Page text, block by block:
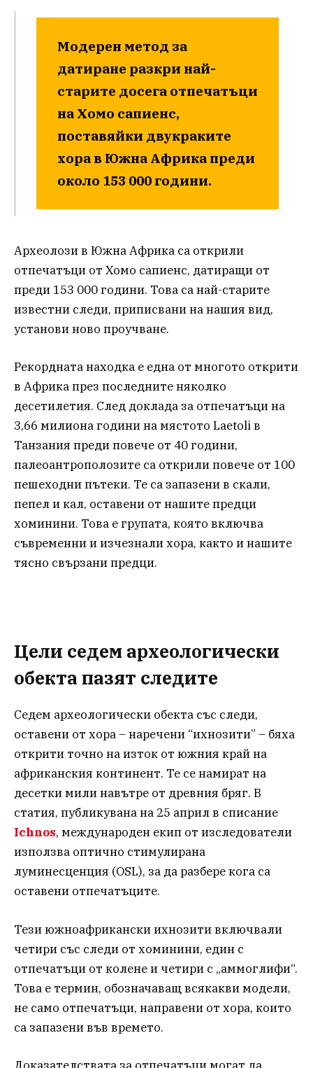
Модерен метод за
датиране разкри най-
старите досега отпечатъци
на Хомо сапиенс,
поставяйки двукраките
хора в Южна Африка преди
около 153 000 години.
Археолози в Южна Африка са открили
отпечатъци от Хомо сапиенс, датиращи от
преди 153 000 години. Това са най-старите
известни следи, приписвани на нашия вид,
установи ново проучване.
Рекордната находка е една от многото открити
в Африка през последните няколко
десетилетия. След доклада за отпечатъци на
3,66 милиона години на мястото Laetoli в
Танзания преди повече от 40 години,
палеоантрополозите са открили повече от 100
пешеходни пътеки. Те са запазени в скали,
пепел и кал, оставени от нашите предци
хоминини. Това е групата, която включва
съвременни и изчезнали хора, както и нашите
тясно свързани предци.
Цели седем археологически
обекта пазят следите
Седем археологически обекта със следи,
оставени от хора – наречени “ихнозити” – бяха
открити точно на изток от южния край на
африканския континент. Те се намират на
десетки мили навътре от древния бряг. В
статия, публикувана на 25 април в списание
Ichnos, международен екип от изследователи
използва оптично стимулирана
луминесценция (OSL), за да разбере кога са
оставени отпечатъците.
Тези южноафрикански ихнозити включвали
четири със следи от хоминини, един с
отпечатъци от колене и четири с „аммоглифи“.
Това е термин, обозначаващ всякакви модели,
не само отпечатъци, направени от хора, които
са запазени във времето.